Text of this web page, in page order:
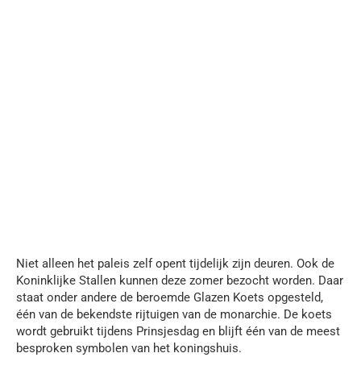
Niet alleen het paleis zelf opent tijdelijk zijn deuren. Ook de
Koninklijke Stallen kunnen deze zomer bezocht worden. Daar
staat onder andere de beroemde Glazen Koets opgesteld,
één van de bekendste rijtuigen van de monarchie. De koets
wordt gebruikt tijdens Prinsjesdag en blijft één van de meest
besproken symbolen van het koningshuis.